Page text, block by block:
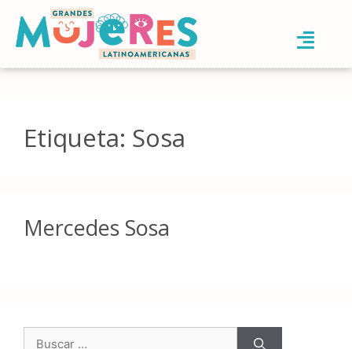
Etiqueta: Sosa
Mercedes Sosa